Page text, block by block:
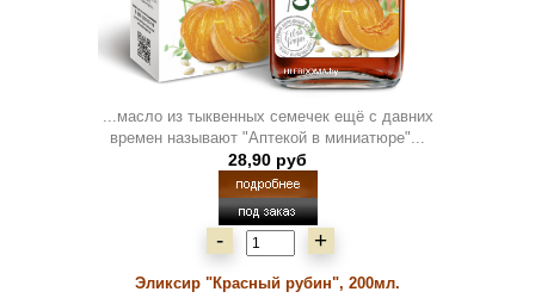
...масло из тыквенных семечек ещё с давних
времен называют "Аптекой в миниатюре"...
28,90 руб
- +
Эликсир "Красный рубин", 200мл.